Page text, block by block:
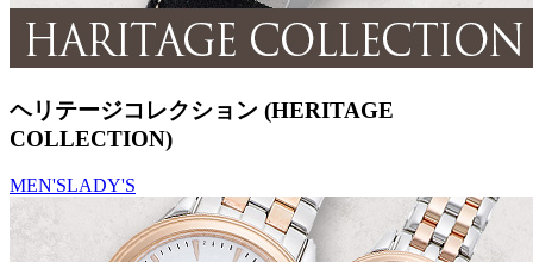
ヘリテージコレクション (HERITAGE
COLLECTION)
MEN'SLADY'S